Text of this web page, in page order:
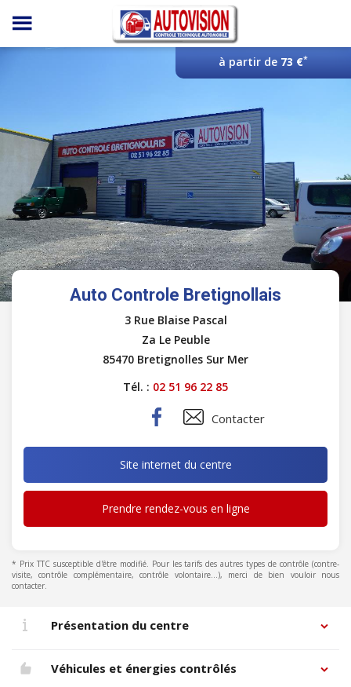
Panneau de gestion des cookies
à partir de 73 €*
Auto Controle Bretignollais
3 Rue Blaise Pascal
Za Le Peuble
85470 Bretignolles Sur Mer
Tél. : 02 51 96 22 85
Contacter
Site internet du centre
Prendre rendez-vous en ligne
* Prix TTC susceptible d'être modifié. Pour les tarifs des autres types de contrôle (contre-
visite, contrôle complémentaire, contrôle volontaire...), merci de bien vouloir nous
contacter.
Présentation du centre
Véhicules et énergies contrôlés